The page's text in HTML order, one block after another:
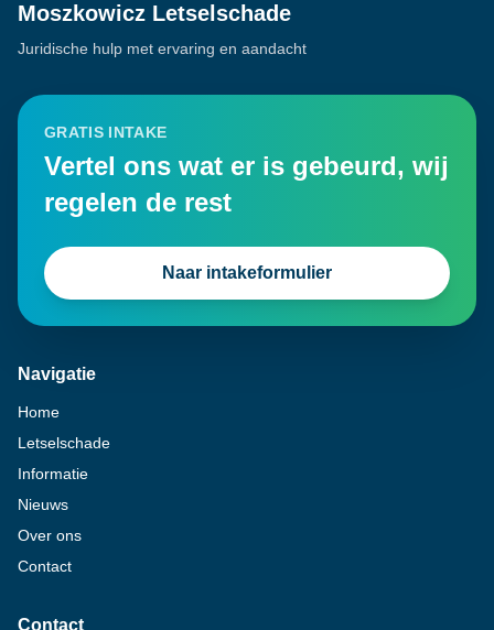
Moszkowicz Letselschade
Juridische hulp met ervaring en aandacht
GRATIS INTAKE
Vertel ons wat er is gebeurd, wij
regelen de rest
Naar intakeformulier
Navigatie
Home
Letselschade
Informatie
Nieuws
Over ons
Contact
Contact